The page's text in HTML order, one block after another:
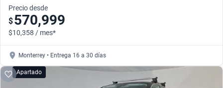
Precio desde
$570,999
$10,358 / mes*
Monterrey • Entrega 16 a 30 días
Apartado